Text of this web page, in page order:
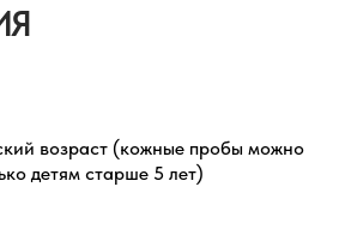
возраст (кожные пробы можно
детям старше 5 лет)